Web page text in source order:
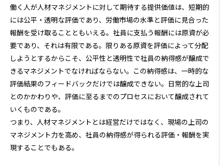
働く人が人材マネジメントに対して期待する提供価値は、短期的
には公平・透明な評価であり、労働市場の水準と評価に見合った
報酬を受け取ることともいえる。社員に支払う報酬には原資が必
要であり、それは有限である。限りある原資を評価によって分配
しようとするからこそ、公平性と透明性で社員の納得感が醸成で
きるマネジメントでなければならない。この納得感は、一時的な
評価結果のフィードバックだけでは醸成できない。日常的な上司
とのかかわりや、評価に至るまでのプロセスにおいて醸成されて
いくものである。
つまり、人材マネジメントとは経営だけではなく、現場の上司の
マネジメント力を高め、社員の納得感が得られる評価・報酬を実
現することでもある。